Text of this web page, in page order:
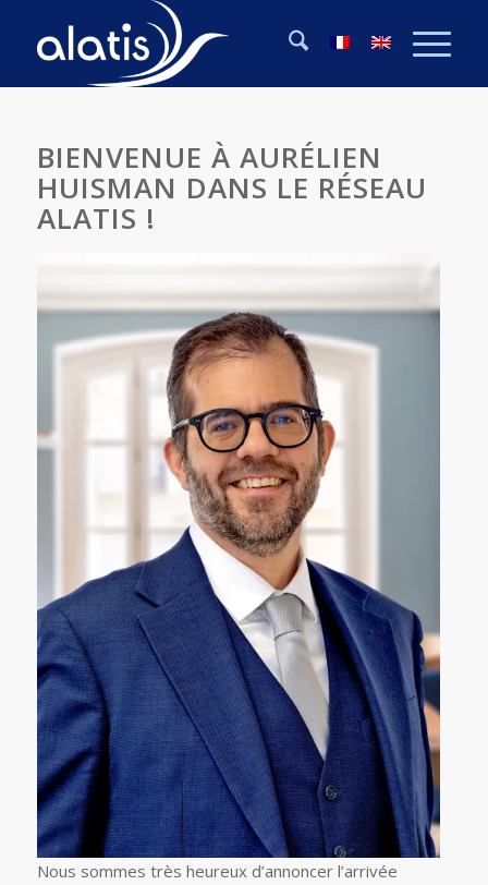
BIENVENUE À AURÉLIEN
HUISMAN DANS LE RÉSEAU
ALATIS !
Nous sommes très heureux d’annoncer l’arrivée